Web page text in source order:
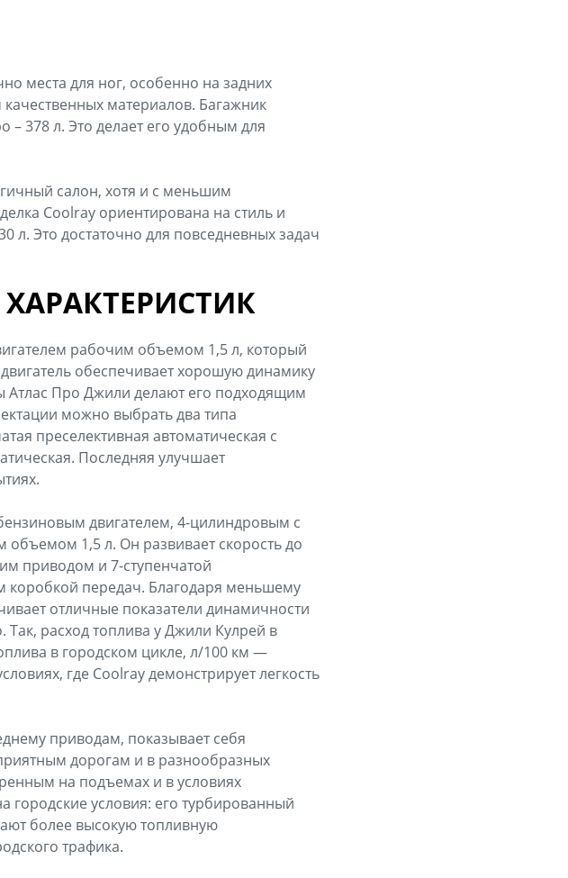
места для ног, особенно на задних
материалов. Багажник
378 л. Это делает его удобным для
салон, хотя и с меньшим
Coolray ориентирована на стиль и
л. Это достаточно для повседневных задач
рабочим объемом 1,5 л, который
обеспечивает хорошую динамику
Атлас Про Джили делают его подходящим
можно выбрать два типа
преселективная автоматическая с
Последняя улучшает
двигателем, 4-цилиндровым c
1,5 л. Он развивает скорость до
приводом и 7-ступенчатой
коробкой передач. Благодаря меньшему
отличные показатели динамичности
расход топлива у Джили Кулрей в
в городском цикле, л/100 км —
где Coolray демонстрирует легкость
приводам, показывает себя
дорогам и в разнообразных
на подъемах и в условиях
условия: его турбированный
более высокую топливную
трафика.